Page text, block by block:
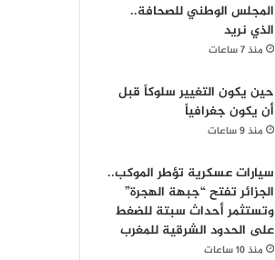
المجلس الوطني للصحافة..
الذي نريد
منذ 7 ساعات
حين يكون التغيير سلوكاً قبل
أن يكون جغرافياً
منذ 9 ساعات
سيارات عسكرية تؤطر الموكب..
الجزائر تفتح “جبهة الهجرة”
وتستثمر أحداث سبتة للضغط
على الحدود الشرقية للمغرب
منذ 10 ساعات